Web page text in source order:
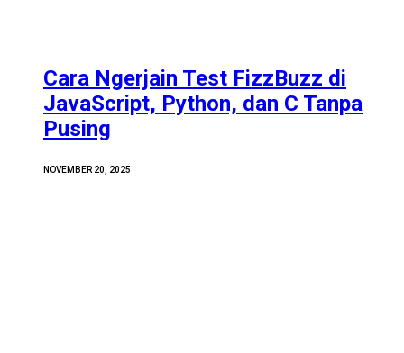
Cara Ngerjain Test FizzBuzz di
JavaScript, Python, dan C Tanpa
Pusing
NOVEMBER 20, 2025